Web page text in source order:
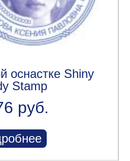
оснастке Shiny
Stamp
руб.